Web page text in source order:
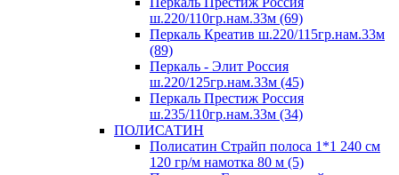
ш.220/110гр.нам.33м (69)
Перкаль Креатив ш.220/115гр.нам.33м
(89)
Перкаль - Элит Россия
ш.220/125гр.нам.33м (45)
Перкаль Престиж Россия
ш.235/110гр.нам.33м (34)
ПОЛИСАТИН
Полисатин Страйп полоса 1*1 240 см
120 гр/м намотка 80 м (5)